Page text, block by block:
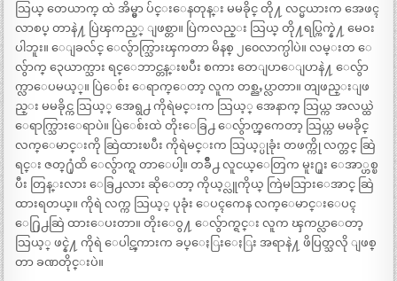
သြယ္ တေယာက္ ထဲ အိမ္မွာ ပ်င္းေနတုန္း မမခိုင္ တို႔ လင္မယားက အေဖၚ
လာစပ္ တာနဲ႔ ပြဲၾကည့္ ျဖစ္တာ။ ပြဲကလည္း သြယ္ တို႔ရပ္ကြက္နဲ႔ မေဝး
ပါဘူး။ ေျခလ်င္ ေလွ်ာက္သြားၾကတာ မိနစ္ ၂၀ေလာက္ပါပဲ။ လမ္းတ ေ
လွ်ာက္ ၃ေယာက္သား ရင္ေဘာင္တန္းၿပီး စကား တေျပာေျပာနဲ႔ ေလွ်ာ
က္လာေပမယ့္။ ပြဲေစ်း ေရာက္ေတာ့ လူက တစ္ညႇပ္လာတာ။ တျဖည္းျဖ
ည္း မမခိုင္က သြယ့္ အေရွ႕ ကိုရဲမင္းက သြယ့္ အေနာက္ သြယ္က အလယ္ထဲ
ေရာက္သြားေရာပဲ။ ပြဲေစ်းထဲ တိုးေခြ႕ ေလွ်ာက္ၾကေတာ့ သြယ္က မမခိုင္
လက္ေမာင္းကို ဆြဲထားၿပီး ကိုရဲမင္းက သြယ့္ပုခုံး တဖက္ကို လက္တင္ ဆြဲ
ရင္း ဇတ္႐ုံထိ ေလွ်ာက္ရ တာေပါ့။ တခ်ိဳ႕ လူငယ္ေတြက မူး႐ူး ေအာ္ဟစ္ၿ
ပီး တြန္းလား ေခြ႕လား ဆိုေတာ့ ကိုယ့္လူကိုယ္ ကြဲမသြားေအာင္ ဆြဲ
ထားရတယ္။ ကိုရဲ လက္က သြယ့္ ပုခုံး ေပၚကေန လက္ေမာင္းေပၚ
ေ႐ြ႕ဆြဲ ထားေပးတာ။ တိုးေဝွ႔ ေလွ်ာက္ရင္း လူက ၾကပ္လာေတာ့
သြယ့္ ဖင္နဲ႔ ကိုရဲ ေပါင္ၾကားက ခပ္ေႏြးေႏြး အရာနဲ႔ ဖိပြတ္သလို ျဖစ္
တာ ခဏတိုင္းပဲ။